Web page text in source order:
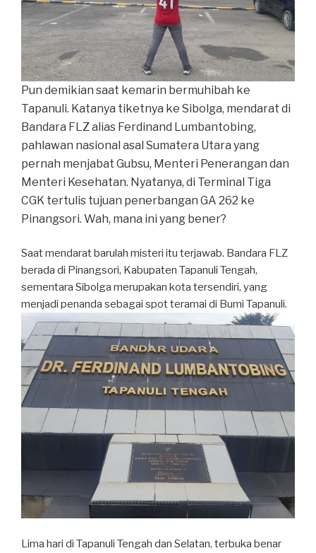
Pun demikian saat kemarin bermuhibah ke
Tapanuli. Katanya tiketnya ke Sibolga, mendarat di
Bandara FLZ alias Ferdinand Lumbantobing,
pahlawan nasional asal Sumatera Utara yang
pernah menjabat Gubsu, Menteri Penerangan dan
Menteri Kesehatan. Nyatanya, di Terminal Tiga
CGK tertulis tujuan penerbangan GA 262 ke
Pinangsori. Wah, mana ini yang bener?
Saat mendarat barulah misteri itu terjawab. Bandara FLZ
berada di Pinangsori, Kabupaten Tapanuli Tengah,
sementara Sibolga merupakan kota tersendiri, yang
menjadi penanda sebagai spot teramai di Bumi Tapanuli.
Lima hari di Tapanuli Tengah dan Selatan, terbuka benar